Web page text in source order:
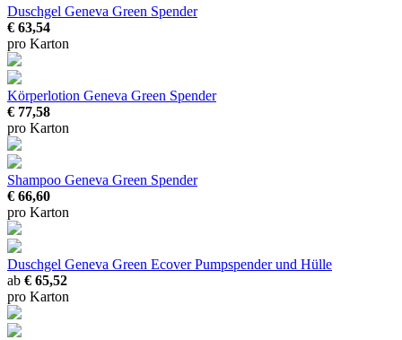
Duschgel Geneva Green Spender
€ 63,54
pro Karton
Körperlotion Geneva Green Spender
€ 77,58
pro Karton
Shampoo Geneva Green Spender
€ 66,60
pro Karton
Duschgel Geneva Green EcoverPumpspender und Hülle
ab € 65,52
pro Karton